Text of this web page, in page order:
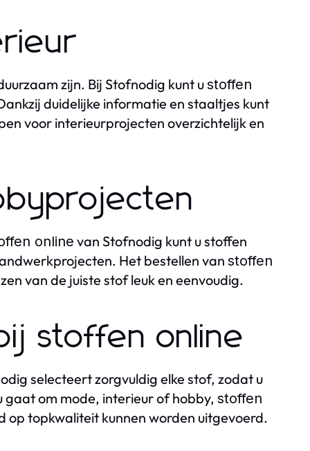
zijn. Bij Stofnodig kunt ustoffen
duidelijke informatie en staaltjes kunt
voor interieurprojecten overzichtelijk en
online van Stofnodig kunt u stoffen
Het bestellen van stoffen
van de juiste stof leuk en eenvoudig.
stoffen online
selecteert zorgvuldig elke stof, zodat u
om mode, interieur of hobby, stoffen
topkwaliteit kunnen worden uitgevoerd.